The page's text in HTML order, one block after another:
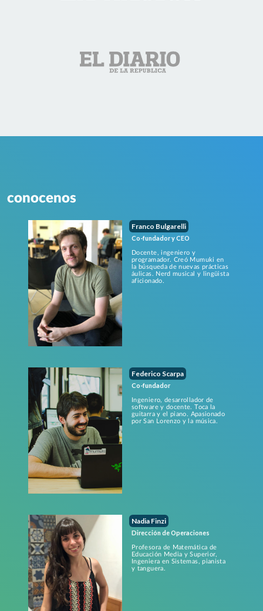
conocenos
Franco Bulgarelli
Co-fundador y CEO
Docente, ingeniero y
programador. Creó Mumuki en
la búsqueda de nuevas prácticas
áulicas. Nerd musical y lingüista
aficionado.
Federico Scarpa
Co-fundador
Ingeniero, desarrollador de
software y docente. Toca la
guitarra y el piano. Apasionado
por San Lorenzo y la música.
Nadia Finzi
Dirección de Operaciones
Profesora de Matemática de
Educación Media y Superior,
Ingeniera en Sistemas, pianista
y tanguera.